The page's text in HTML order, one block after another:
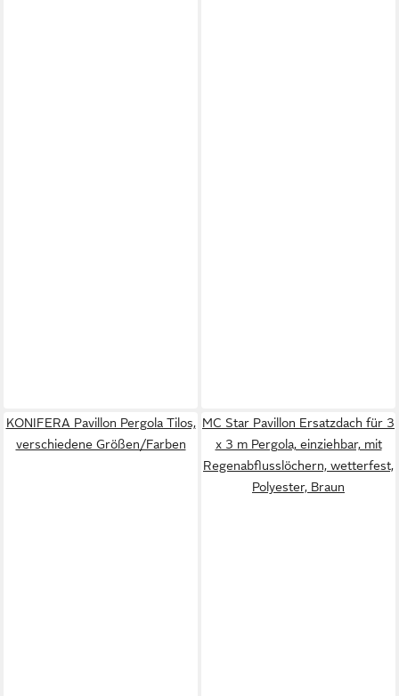
KONIFERA Pavillon Pergola Tilos,
verschiedene Größen/Farben
MC Star Pavillon Ersatzdach für 3
x 3 m Pergola, einziehbar, mit
Regenabflusslöchern, wetterfest,
Polyester, Braun